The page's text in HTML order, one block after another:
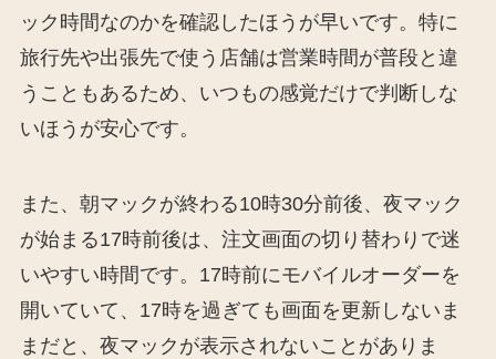
ック時間なのかを確認したほうが早いです。特に
旅行先や出張先で使う店舗は営業時間が普段と違
うこともあるため、いつもの感覚だけで判断しな
いほうが安心です。
また、朝マックが終わる10時30分前後、夜マック
が始まる17時前後は、注文画面の切り替わりで迷
いやすい時間です。17時前にモバイルオーダーを
開いていて、17時を過ぎても画面を更新しないま
まだと、夜マックが表示されないことがありま